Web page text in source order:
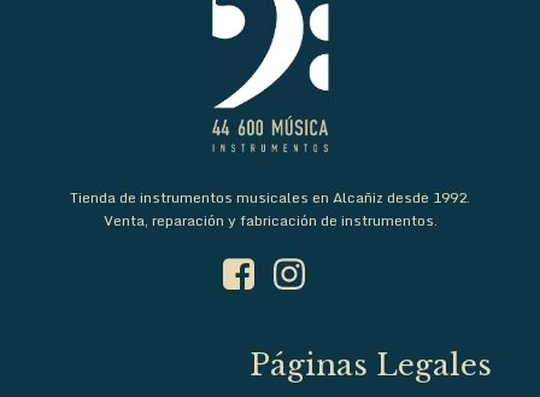
Tienda de instrumentos musicales en Alcañiz desde 1992.
Venta, reparación y fabricación de instrumentos.
Páginas Legales